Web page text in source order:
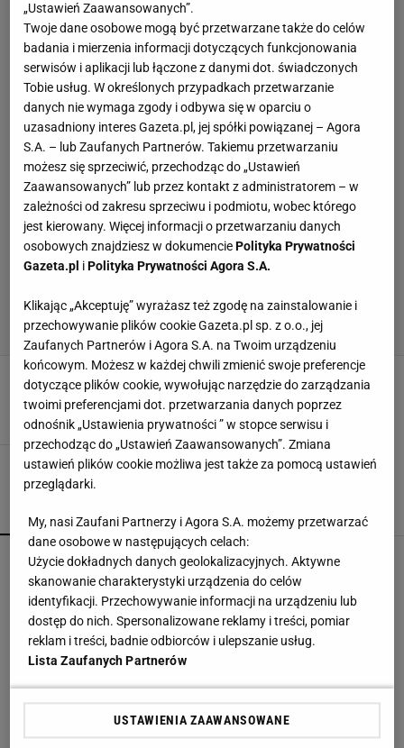
Orginalne lampy z drewnianymi elementami
LAMPY PODŁOGOWE LAMPY STOŁOWE LAMPY WISZĄCE
POPULARNE NAJNOWSZE
Fotopułapka przyłapie każdego, kto odwiedza
ogród w nocy. I sarnę, i złodzieja
Vintage gramofony wracają do łask. Polacy na
nowo pokochali vinyle
Dlaczego rezygnujemy z gotowania?
MATERIAŁ PROMOCYJNY
„Ustawień Zaawansowanych”.
Twoje dane osobowe mogą być przetwarzane także do celów
badania i mierzenia informacji dotyczących funkcjonowania
serwisów i aplikacji lub łączone z danymi dot. świadczonych
Tobie usług. W określonych przypadkach przetwarzanie
danych nie wymaga zgody i odbywa się w oparciu o
uzasadniony interes Gazeta.pl, jej spółki powiązanej – Agora
S.A. – lub Zaufanych Partnerów. Takiemu przetwarzaniu
możesz się sprzeciwić, przechodząc do „Ustawień
Zaawansowanych” lub przez kontakt z administratorem – w
zależności od zakresu sprzeciwu i podmiotu, wobec którego
jest kierowany. Więcej informacji o przetwarzaniu danych
osobowych znajdziesz w dokumencie Polityka Prywatności
Gazeta.pl i Polityka Prywatności Agora S.A.
Klikając „Akceptuję” wyrażasz też zgodę na zainstalowanie i
przechowywanie plików cookie Gazeta.pl sp. z o.o., jej
Zaufanych Partnerów i Agora S.A. na Twoim urządzeniu
końcowym. Możesz w każdej chwili zmienić swoje preferencje
dotyczące plików cookie, wywołując narzędzie do zarządzania
twoimi preferencjami dot. przetwarzania danych poprzez
odnośnik „Ustawienia prywatności ” w stopce serwisu i
przechodząc do „Ustawień Zaawansowanych”. Zmiana
ustawień plików cookie możliwa jest także za pomocą ustawień
przeglądarki.
My, nasi Zaufani Partnerzy i Agora S.A. możemy przetwarzać
dane osobowe w następujących celach:
Użycie dokładnych danych geolokalizacyjnych. Aktywne
skanowanie charakterystyki urządzenia do celów
identyfikacji. Przechowywanie informacji na urządzeniu lub
dostęp do nich. Spersonalizowane reklamy i treści, pomiar
reklam i treści, badnie odbiorców i ulepszanie usług.
Lista Zaufanych Partnerów
USTAWIENIA ZAAWANSOWANE